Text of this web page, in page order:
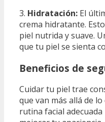
3. Hidratación: El
crema hidratante.
piel nutrida y suave.
que tu piel se sienta
Beneficios de
Cuidar tu piel trae
que van más allá de
rutina facial